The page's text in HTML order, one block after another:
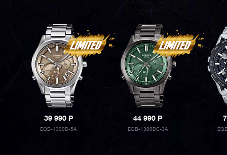
39 990P
EQB-1300D-5A
44 990P
EQB-1300DC-3A